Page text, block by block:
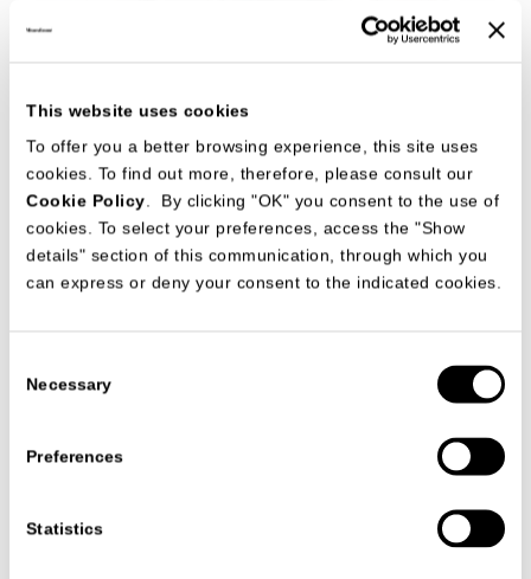
This website uses cookies
To offer you a better browsing experience, this site uses
cookies. To find out more, therefore, please consult our
Cookie Policy . By clicking "OK" you consent to the use of
cookies. To select your preferences, access the "Show
details" section of this communication, through which you
can express or deny your consent to the indicated cookies.
Selection
Necessary
Preferences
Statistics
Inaugurato nel 2012, l’hotel City West è situato nella città di
Coira e gode di una magnifica vista sulle Alpi del Cantone dei
MisuraEmme ha arredato le 49 camere in stile moderno e